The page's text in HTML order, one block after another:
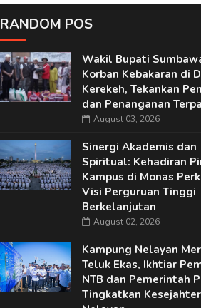
RANDOM POS
Wakil Bupati
Korban Kebakaran di
Kerekeh, Tekankan
dan Penanganan
August 03, 2026
Sinergi Akademis dan
Spiritual: Kehadiran
Kampus di Monas
Visi Perguruan Tinggi
Berkelanjutan
August 02, 2026
Kampung Nelayan
Teluk Ekas, Ikhtiar
NTB dan Pemerintah
Tingkatkan